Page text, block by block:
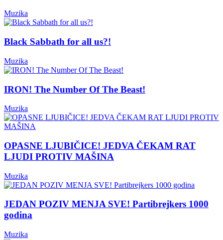
Muzika
Black Sabbath for all us?!
Muzika
IRON! The Number Of The Beast!
Muzika
OPASNE LJUBIČICE! JEDVA ČEKAM RAT
LJUDI PROTIV MAŠINA
Muzika
JEDAN POZIV MENJA SVE! Partibrejkers 1000
godina
Muzika